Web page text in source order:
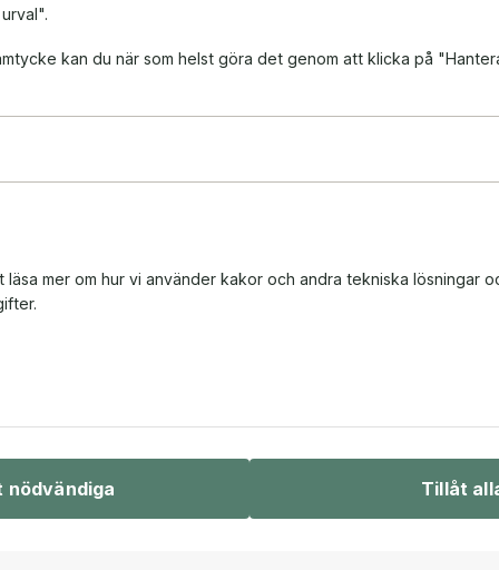
kan du när som helst göra det genom att klicka på
läsa mer om hur vi använder kakor och andra tekniska lösningar
nödvändiga Tillåt